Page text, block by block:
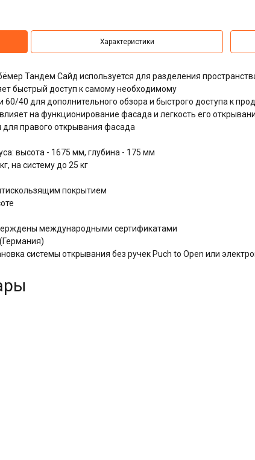
Характеристики
Тандем Сайд используется для разделения
быстрый доступ к самому необходимому
40 для дополнительного обзора и быстрого доступа к
на функционирование фасада и легкость его
для правого открывания фасада
высота - 1675 мм, глубина - 175 мм
на систему до 25 кг
покрытием
международными сертификатами
системы открывания без ручек Puch to Open или